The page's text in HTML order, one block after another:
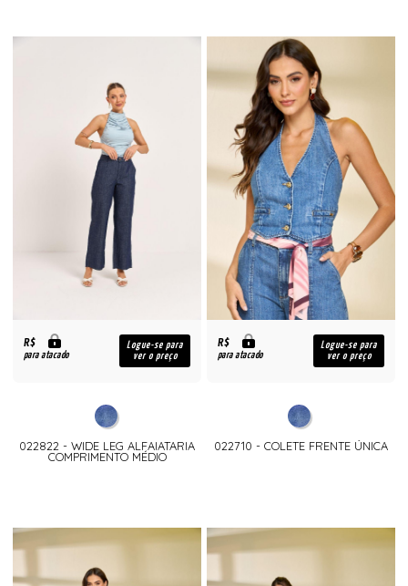
R$
para atacado
Logue-se para
ver o preço
022822 - WIDE LEG ALFAIATARIA
COMPRIMENTO MÉDIO
R$
para atacado
Logue-se para
ver o preço
022710 - COLETE FRENTE ÚNICA